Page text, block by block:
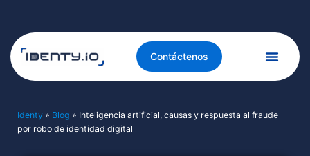
Contáctenos
Identy» Blog » Inteligencia artificial, causas y respuesta al fraude
por robo de identidad digital